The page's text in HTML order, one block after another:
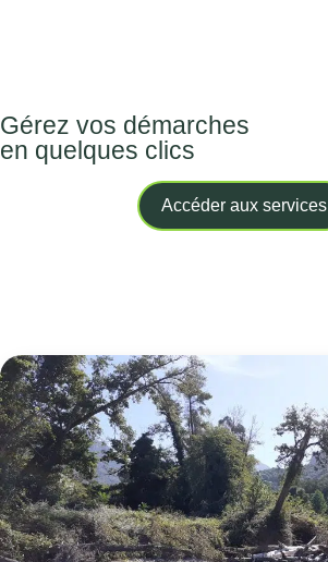
Gérez vos démarches
en quelques clics
Accéder aux services